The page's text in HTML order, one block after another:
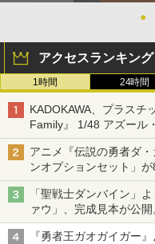
●
アクセスランキング
1時間 24時間
KADOKAWA、プラスチ
Family』 1/48 アズール
8月から9月に延期
アニメ『伝説の勇者ダ
ンオプションセット」
「聖戦士ダンバイン」
ァウ」、完成見本が公
『勇者王ガオガイガー